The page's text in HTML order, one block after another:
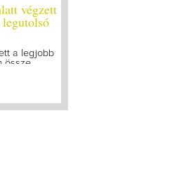
Így lesz valaki egy év alatt
lázasan készülünk az utolsó...